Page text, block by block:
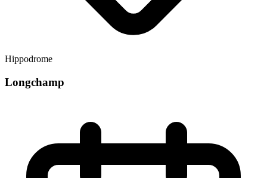
Hippodrome
Longchamp